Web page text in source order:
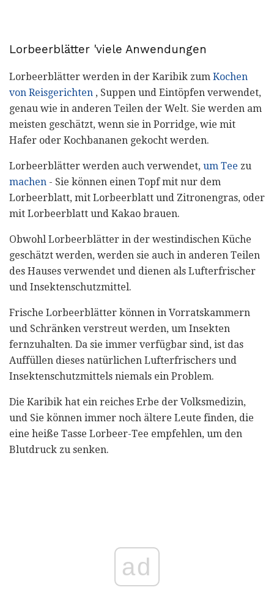
Lorbeerblätter 'viele Anwendungen
Lorbeerblätter werden in der Karibik zum Kochen
von Reisgerichten , Suppen und Eintöpfen verwendet,
genau wie in anderen Teilen der Welt. Sie werden am
meisten geschätzt, wenn sie in Porridge, wie mit
Hafer oder Kochbananen gekocht werden.
Lorbeerblätter werden auch verwendet, um Tee zu
machen - Sie können einen Topf mit nur dem
Lorbeerblatt, mit Lorbeerblatt und Zitronengras, oder
mit Lorbeerblatt und Kakao brauen.
Obwohl Lorbeerblätter in der westindischen Küche
geschätzt werden, werden sie auch in anderen Teilen
des Hauses verwendet und dienen als Lufterfrischer
und Insektenschutzmittel.
Frische Lorbeerblätter können in Vorratskammern
und Schränken verstreut werden, um Insekten
fernzuhalten. Da sie immer verfügbar sind, ist das
Auffüllen dieses natürlichen Lufterfrischers und
Insektenschutzmittels niemals ein Problem.
Die Karibik hat ein reiches Erbe der Volksmedizin,
und Sie können immer noch ältere Leute finden, die
eine heiße Tasse Lorbeer-Tee empfehlen, um den
Blutdruck zu senken.
ad